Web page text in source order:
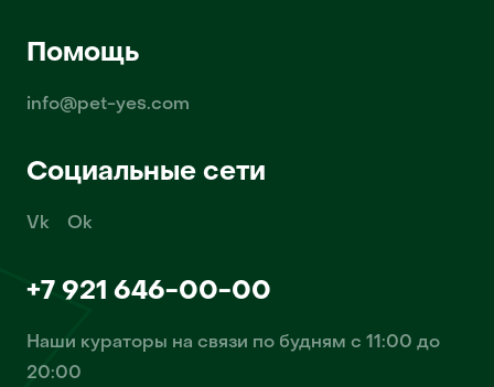
Помощь
info@pet-yes.com
Социальные сети
Vk Ok
+7 921 646-00-00
Наши кураторы на связи по будням с 11:00 до
20:00